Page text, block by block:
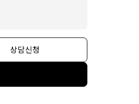
상담신청